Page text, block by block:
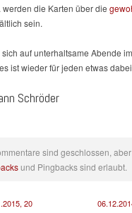
werden die Karten über die
sein.
auf unterhaltsame Abende
ist wieder für jeden etwas
Schröder
sind geschlossen, aber
und Pingbacks sind erlaubt.
20